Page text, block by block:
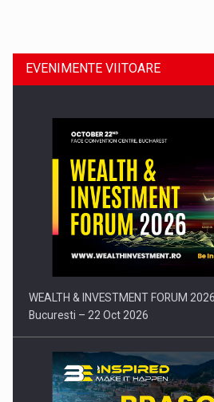
Comunicat de presa: Joburile part-
EVENIMENTE VIITOARE
WEALTH & INVESTMENT FORUM 2026
Bucuresti – 22 Oct 2026